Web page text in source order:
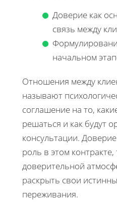
Доверие как
связь между
начальном
Отношения между
называют
соглашение на то,
решаться и как будут
консультации.
роль в этом контракте,
доверительной
раскрыть свои
переживания.